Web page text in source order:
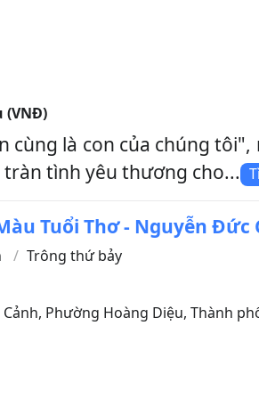
(VNĐ)
cùng là con của chúng
tình yêu thương cho...
Tuổi Thơ - Nguyễn Đức
Trông thứ bảy
Phường Hoàng Diệu, Thành